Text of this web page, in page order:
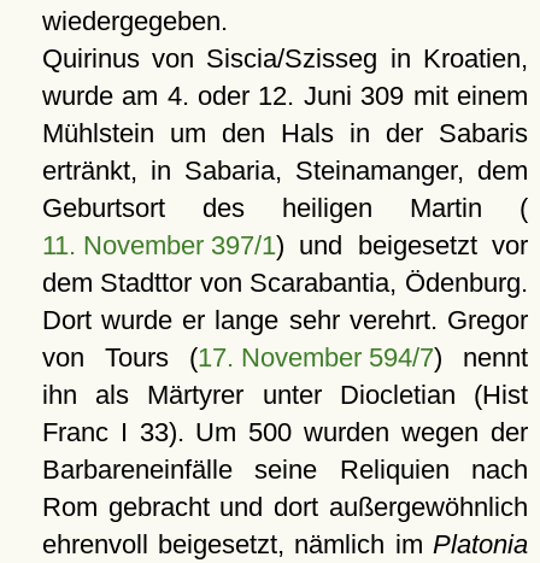
wiedergegeben.
Quirinus von Siscia/Szisseg in Kroatien,
wurde am 4. oder 12. Juni 309 mit einem
Mühlstein um den Hals in der Sabaris
ertränkt, in Sabaria, Steinamanger, dem
Geburtsort des heiligen Martin (
11. November 397/1) und beigesetzt vor
dem Stadttor von Scarabantia, Ödenburg.
Dort wurde er lange sehr verehrt. Gregor
von Tours (17. November 594/7) nennt
ihn als Märtyrer unter Diocletian (Hist
Franc I 33). Um 500 wurden wegen der
Barbareneinfälle seine Reliquien nach
Rom gebracht und dort außergewöhnlich
ehrenvoll beigesetzt, nämlich im Platonia